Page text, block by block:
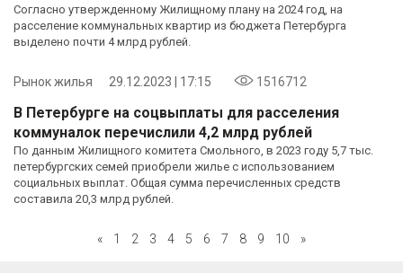
Согласно утвержденному Жилищному плану на 2024 год, на
расселение коммунальных квартир из бюджета Петербурга
выделено почти 4 млрд рублей.
Рынок жилья 29.12.2023 | 17:15 1516712
В Петербурге на соцвыплаты для расселения
коммуналок перечислили 4,2 млрд рублей
По данным Жилищного комитета Смольного, в 2023 году 5,7 тыс.
петербургских семей приобрели жилье с использованием
социальных выплат. Общая сумма перечисленных средств
составила 20,3 млрд рублей.
« 1 2 3 4 5 6 7 8 9 10 »